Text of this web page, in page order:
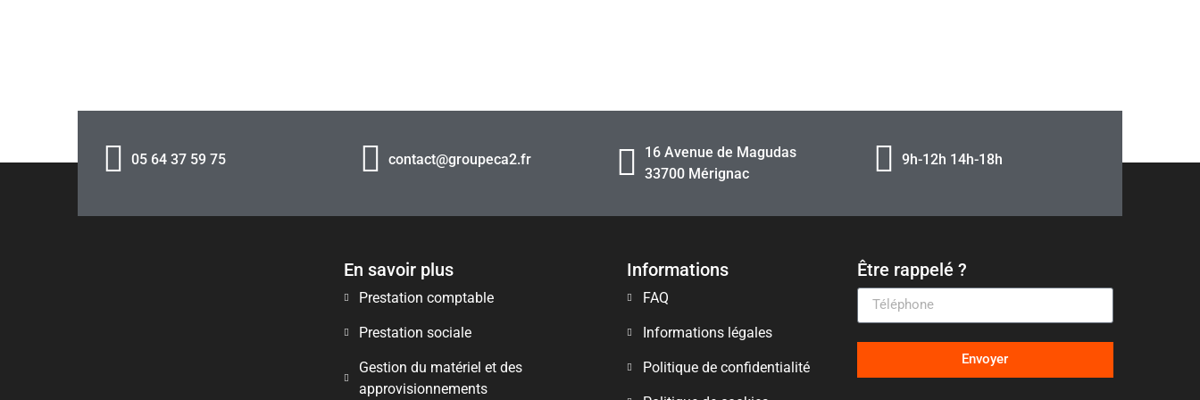
05 64 37 59 75 contact@groupeca2.fr
16 Avenue de Magudas
33700 Mérignac
9h-12h 14h-18h
En savoir plus
Prestation comptable
Prestation sociale
Gestion du matériel et des
approvisionnements
Informations
FAQ
Informations légales
Politique de confidentialité
Être rappelé ?
Envoyer